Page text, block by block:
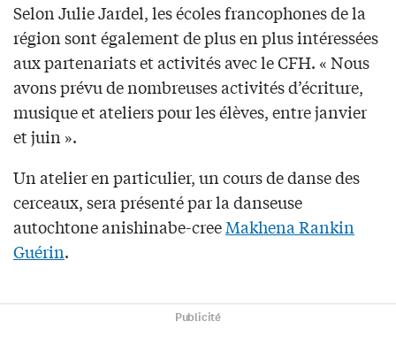
Selon Julie Jardel, les écoles francophones de la
région sont également de plus en plus intéressées
aux partenariats et activités avec le CFH. « Nous
avons prévu de nombreuses activités d’écriture,
musique et ateliers pour les élèves, entre janvier
et juin ».
Un atelier en particulier, un cours de danse des
cerceaux, sera présenté par la danseuse
autochtone anishinabe-creeMakhena Rankin
Guérin.
Publicité